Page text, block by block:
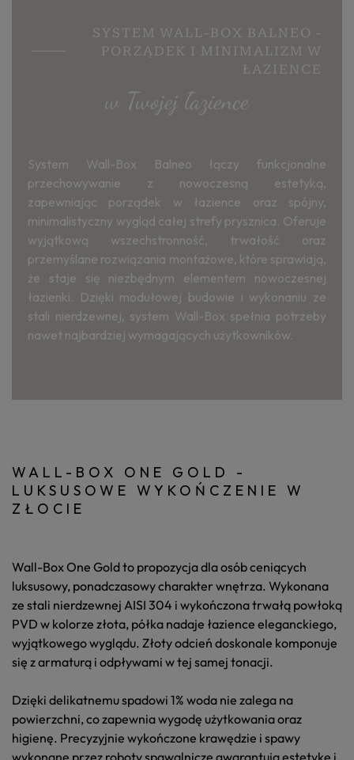
SYSTEM WALL-BOX BALNEO -
PORZĄDEK I MINIMALIZM W
ŁAZIENCE
w Twojej łazience
System Wall-Box Balneo łączy funkcjonalne
przechowywanie z nowoczesną estetyką,
zapewniając porządek w łazience oraz spójny,
minimalistyczny wygląd całej strefy prysznica. Oferuje
wyjątkową wszechstronność, trwałość oraz
przemyślane rozwiązania montażowe, które sprawiają,
że staje się niezbędnym elementem nowoczesnej
łazienki. Dzięki modułowej budowie i wykonaniu ze
stali nierdzewnej, system Wall-Box spełnia potrzeby
nawet najbardziej wymagających użytkowników.
WALL-BOX ONE GOLD -
LUKSUSOWE WYKOŃCZENIE W
ZŁOCIE
Wall-Box One Goldto propozycja dla osób ceniących
luksusowy, ponadczasowy charakter wnętrza. Wykonana
ze stali nierdzewnej AISI 304 i wykończona trwałą powłoką
PVD w kolorze złota, półka nadaje łazience eleganckiego,
wyjątkowego wyglądu. Złoty odcień doskonale komponuje
się z armaturą i odpływami w tej samej tonacji.
Dzięki delikatnemu spadowi 1% woda nie zalega na
powierzchni, co zapewnia wygodę użytkowania oraz
higienę. Precyzyjnie wykończone krawędzie i spawy